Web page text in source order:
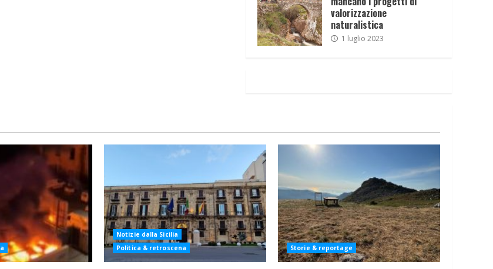
valorizzazione
naturalistica
1 luglio 2023
Notizie dalla Sicilia
Politica & retroscena
Storie & reportage